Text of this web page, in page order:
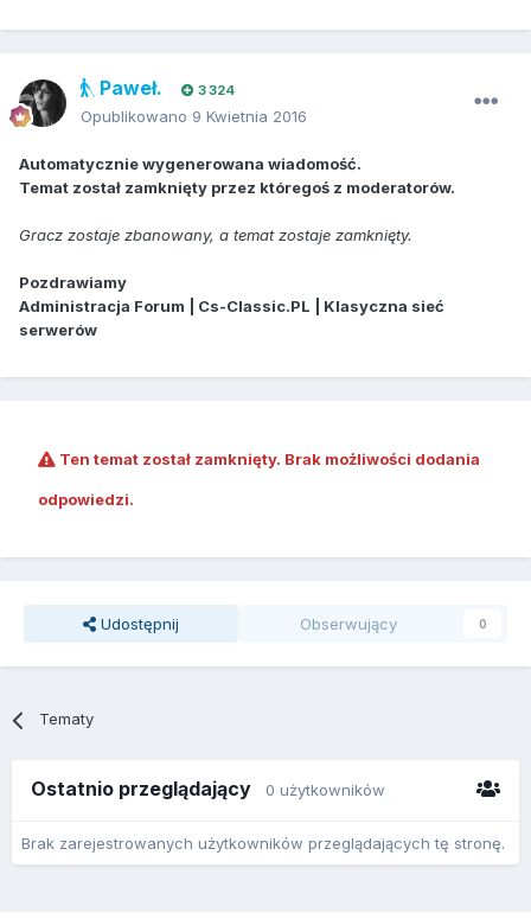
Paweł. 3 324
Opublikowano 9 Kwietnia 2016
Automatycznie wygenerowana wiadomość.
Temat został zamknięty przez któregoś z moderatorów.
Gracz zostaje zbanowany, a temat zostaje zamknięty.
Pozdrawiamy
Administracja Forum | Cs-Classic.PL | Klasyczna sieć
serwerów
Ten temat został zamknięty. Brak możliwości dodania
odpowiedzi.
Udostępnij Obserwujący 0
Tematy
Ostatnio przeglądający 0 użytkowników
Brak zarejestrowanych użytkowników przeglądających tę stronę.